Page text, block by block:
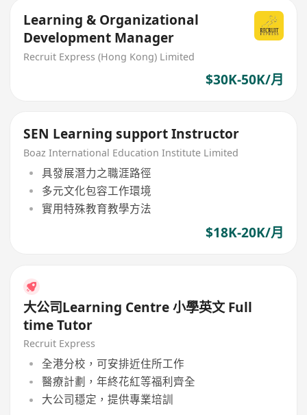
Learning & Organizational
Development Manager
Recruit Express (Hong Kong) Limited
$30K-50K/月
SEN Learning support Instructor
Boaz International Education Institute Limited
具發展潛力之職涯路徑
多元文化包容工作環境
實用特殊教育教學方法
$18K-20K/月
大公司Learning Centre 小學英文 Full
time Tutor
Recruit Express
全港分校，可安排近住所工作
醫療計劃，年終花紅等福利齊全
大公司穩定，提供專業培訓